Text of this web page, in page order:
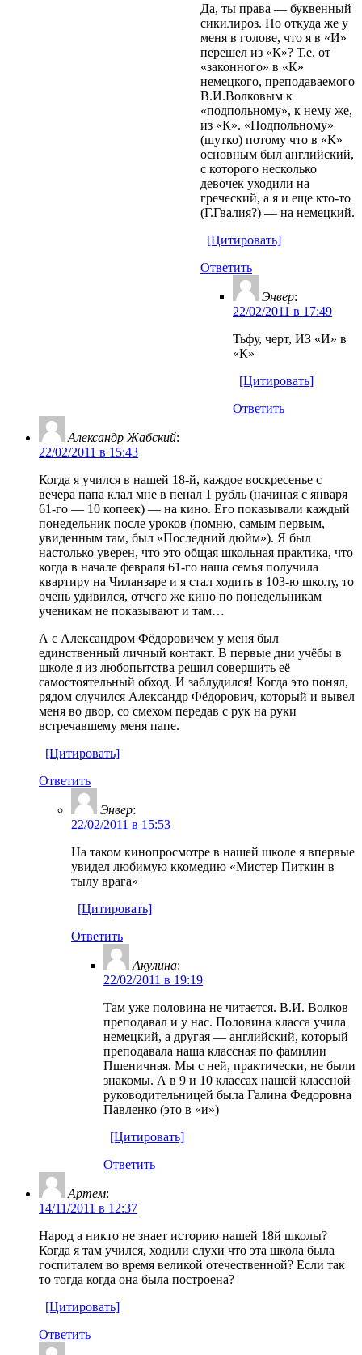
Да, ты права — буквенный
сикилироз. Но откуда же у
меня в голове, что я в «И»
перешел из «К»? Т.е. от
«законного» в «К»
немецкого, преподаваемого
В.И.Волковым к
«подпольному», к нему же,
из «К». «Подпольному»
(шутко) потому что в «К»
основным был английский,
с которого несколько
девочек уходили на
греческий, а я и еще кто-то
(Г.Гвалия?) — на немецкий.
[Цитировать]
Ответить
Энвер:
22/02/2011 в 17:49
Тьфу, черт, ИЗ «И» в
«К»
[Цитировать]
Ответить
Александр Жабский:
22/02/2011 в 15:43
Когда я учился в нашей 18-й, каждое воскресенье с
вечера папа клал мне в пенал 1 рубль (начиная с января
61-го — 10 копеек) — на кино. Его показывали каждый
понедельник после уроков (помню, самым первым,
увиденным там, был «Последний дюйм»). Я был
настолько уверен, что это общая школьная практика, что
когда в начале февраля 61-го наша семья получила
квартиру на Чиланзаре и я стал ходить в 103-ю школу, то
очень удивился, отчего же кино по понедельникам
ученикам не показывают и там…
А с Александром Фёдоровичем у меня был
единственный личный контакт. В первые дни учёбы в
школе я из любопытства решил совершить её
самостоятельный обход. И заблудился! Когда это понял,
рядом случился Александр Фёдорович, который и вывел
меня во двор, со смехом передав с рук на руки
встречавшему меня папе.
[Цитировать]
Ответить
Энвер:
22/02/2011 в 15:53
На таком кинопросмотре в нашей школе я впервые
увидел любимую ккомедию «Мистер Питкин в
тылу врага»
[Цитировать]
Ответить
Акулина:
22/02/2011 в 19:19
Там уже половина не читается. В.И. Волков
преподавал и у нас. Половина класса учила
немецкий, а другая — английский, который
преподавала наша классная по фамилии
Пшеничная. Мы с ней, практически, не были
знакомы. А в 9 и 10 классах нашей классной
руководительницей была Галина Федоровна
Павленко (это в «и»)
[Цитировать]
Ответить
Артем:
14/11/2011 в 12:37
Народ а никто не знает историю нашей 18й школы?
Когда я там учился, ходили слухи что эта школа была
госпиталем во время великой отечественной? Если так
то тогда когда она была построена?
[Цитировать]
Ответить